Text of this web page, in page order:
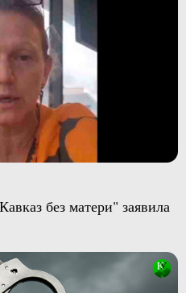
без матери" заявила